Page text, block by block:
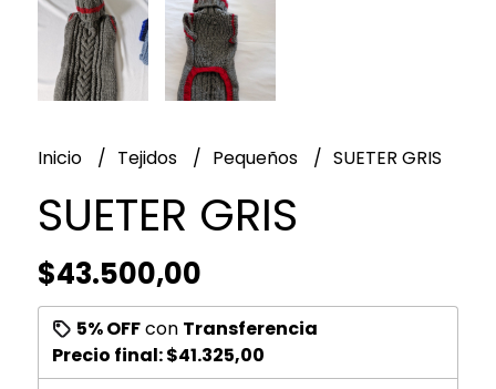
Inicio Tejidos Pequeños SUETER GRIS
SUETER GRIS
$43.500,00
5% OFFcon Transferencia
Precio final:$41.325,00